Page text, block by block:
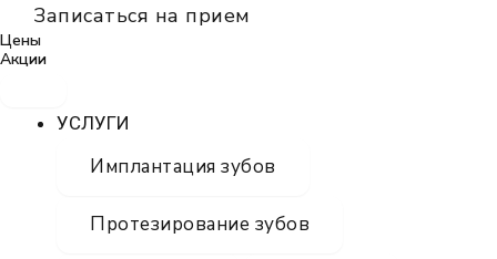
Записаться на прием
Цены
Акции
УСЛУГИ
Имплантация зубов
Протезирование зубов